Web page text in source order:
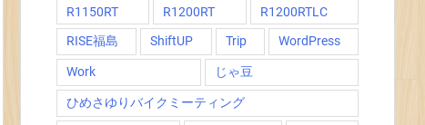
R1150RT
R1200RT
R1200RTLC
RISE福島
ShiftUP Trip WordPress
Work じゃ豆
ひめさゆりバイクミーティング